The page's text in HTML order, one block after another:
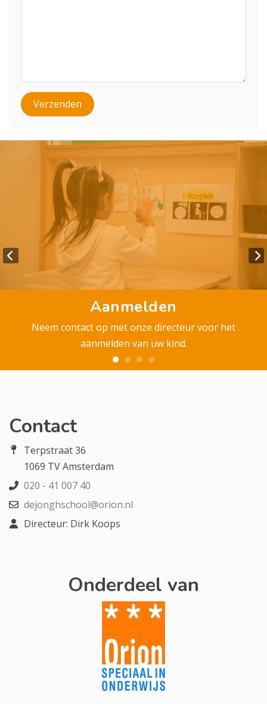
Verzenden
Aanmelden
Neem contact op met onze directeur voor het
aanmelden van uw kind.
Contact
Terpstraat 36
1069 TV Amsterdam
020 - 41 007 40
dejonghschool@orion.nl
Directeur: Dirk Koops
Onderdeel van